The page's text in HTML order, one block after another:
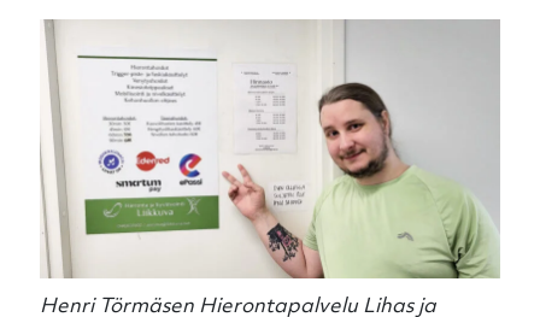
Henri Törmäsen Hierontapalvelu Lihas ja